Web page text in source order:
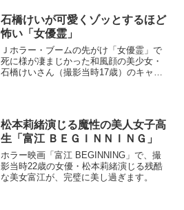
石橋けいが可愛くゾッとするほど
怖い「女優霊」
Ｊホラー・ブームの先がけ「女優霊」で
死に様が凄まじかった和風顔の美少女・
石橋けいさん（撮影当時17歳）のキャリ
松本莉緒演じる魔性の美人女子高
生「富江 ＢＥＧＩＮＮＩＮＧ」
ホラー映画「富江 BEGINNING」で、撮
影当時22歳の女優・松本莉緒演じる残酷
な美女富江が、完璧に美し過ぎます。